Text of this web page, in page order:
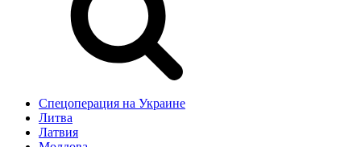
Спецоперация на Украине
Литва
Латвия